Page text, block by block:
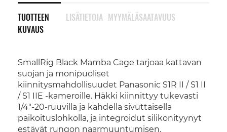
TUOTTEEN
KUVAUS
SmallRig Black Mamba Cage tarjoaa kattavan
suojan ja monipuoliset
kiinnitysmahdollisuudet Panasonic S1R II / S1 II
/ S1 IIE -kameroille. Häkki kiinnittyy tukevasti
1/4"-20-ruuvilla ja kahdella sivuttaisella
paikoituslohkolla, ja integroidut silikonityynyt
estävät rungon naarmuuntumisen.
LISÄTIETOJA MYYMÄLÄSAATAVUUS